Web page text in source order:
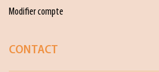
Modifier compte
CONTACT